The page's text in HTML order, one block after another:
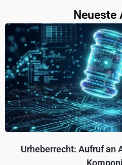
Neueste
Urheberrecht: Aufruf an